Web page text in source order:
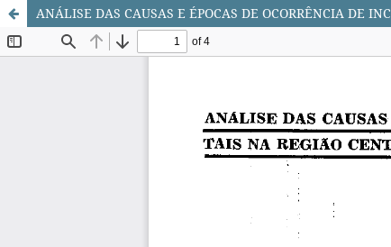
ANÁLISE DAS CAUSAS E ÉPOCAS DE OCORRÊNCIA DE